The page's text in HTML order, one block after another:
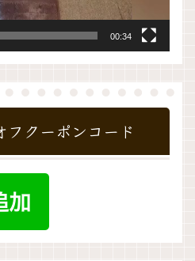
00:34
クーポンコード